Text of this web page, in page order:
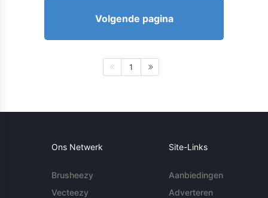
Volgende pagina
1
Ons Netwerk
Brusheezy
Vecteezy
Site-Links
Aanbiedingen
Adverteren